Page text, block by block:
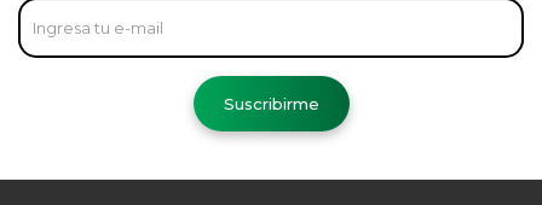
Suscribirme